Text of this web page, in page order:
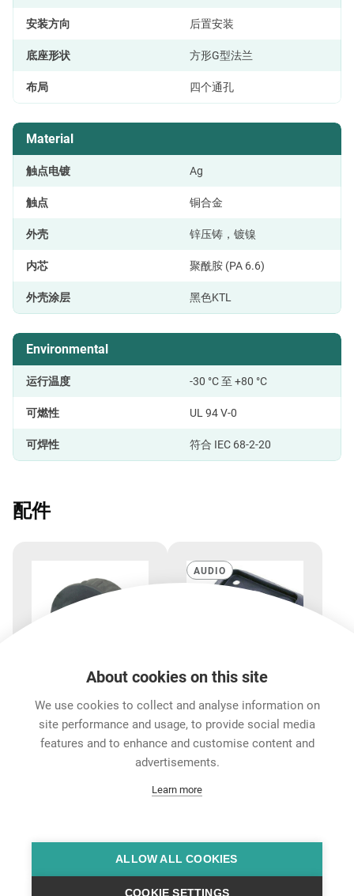
安装方向 后置安装
底座形状 方形G型法兰
布局 四个通孔
Material
触点电镀 Ag
触点 铜合金
外壳 锌压铸，镀镍
内芯 聚酰胺 (PA 6.6)
外壳涂层 黑色KTL
Environmental
运行温度 -30 °C 至 +80 °C
可燃性 UL 94 V-0
可焊性 符合 IEC 68-2-20
配件
NDL8
适用于所有8芯Neutrik
AUDIO
SCNLT
SpeakON G型外壳用衬
适用于安菲诺EP断流
特征和性能 下载 技术信息 配件
About cookies on this site
We use cookies to collect and analyse information on
site performance and usage, to provide social media
features and to enhance and customise content and
advertisements.
Learn more
ALLOW ALL COOKIES
COOKIE SETTINGS